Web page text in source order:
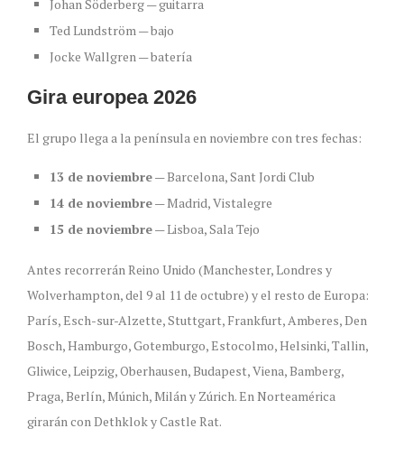
Johan Söderberg — guitarra
Ted Lundström — bajo
Jocke Wallgren — batería
Gira europea 2026
El grupo llega a la península en noviembre con tres fechas:
13 de noviembre— Barcelona, Sant Jordi Club
14 de noviembre— Madrid, Vistalegre
15 de noviembre— Lisboa, Sala Tejo
Antes recorrerán Reino Unido (Manchester, Londres y
Wolverhampton, del 9 al 11 de octubre) y el resto de Europa:
París, Esch-sur-Alzette, Stuttgart, Frankfurt, Amberes, Den
Bosch, Hamburgo, Gotemburgo, Estocolmo, Helsinki, Tallin,
Gliwice, Leipzig, Oberhausen, Budapest, Viena, Bamberg,
Praga, Berlín, Múnich, Milán y Zúrich. En Norteamérica
girarán con Dethklok y Castle Rat.